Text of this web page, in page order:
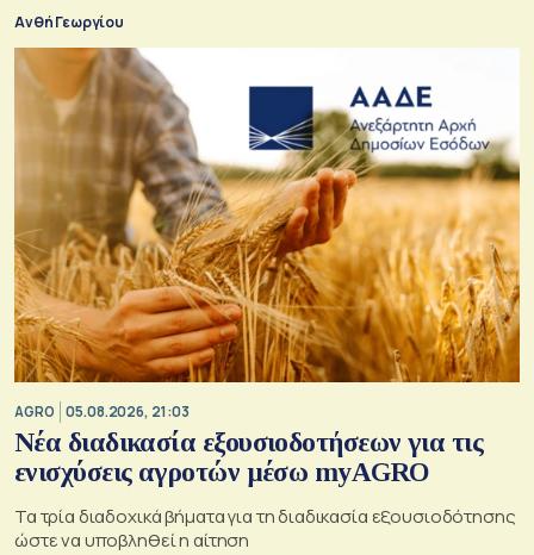
Ανθή Γεωργίου
AGRO 05.08.2026, 21:03
Νέα διαδικασία εξουσιοδοτήσεων για τις
ενισχύσεις αγροτών μέσω myAGRO
Τα τρία διαδοχικά βήματα για τη διαδικασία εξουσιοδότησης
ώστε να υποβληθεί η αίτηση